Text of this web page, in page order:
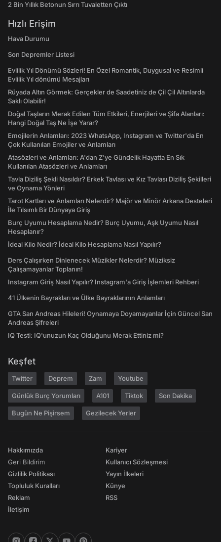
2 Bin Yıllık Betonun Sırrı Tuvaletten Çıktı
Hızlı Erişim
Hava Durumu
Son Depremler Listesi
Evlilik Yıl Dönümü Sözleri! En Özel Romantik, Duygusal ve Resimli
Evlilik Yıl dönümü Mesajları
Rüyada Altın Görmek: Gerçekler de Saadetiniz de Çil Çil Altınlarda
Saklı Olabilir!
Doğal Taşların Merak Edilen Tüm Etkileri, Enerjileri ve Şifa Alanları:
Hangi Doğal Taş Ne İşe Yarar?
Emojilerin Anlamları: 2023 WhatsApp, Instagram ve Twitter'da En
Çok Kullanılan Emojiler ve Anlamları
Atasözleri ve Anlamları: A'dan Z'ye Gündelik Hayatta En Sık
Kullanılan Atasözleri ve Anlamları
Tavla Diziliş Şekli Nasıldır? Erkek Tavlası ve Kız Tavlası Diziliş Şekilleri
ve Oynama Yönleri
Tarot Kartları ve Anlamları Nelerdir? Majör ve Minör Arkana Desteleri
İle Tılsımlı Bir Dünyaya Giriş
Burç Uyumu Hesaplama Nedir? Burç Uyumu, Aşk Uyumu Nasıl
Hesaplanır?
İdeal Kilo Nedir? İdeal Kilo Hesaplama Nasıl Yapılır?
Ders Çalışırken Dinlenecek Müzikler Nelerdir? Müziksiz
Çalışamayanlar Toplanın!
Instagram Giriş Nasıl Yapılır? Instagram'a Giriş İşlemleri Rehberi
41 Ülkenin Bayrakları ve Ülke Bayraklarının Anlamları
GTA San Andreas Hileleri! Oynamaya Doyamayanlar İçin Güncel San
Andreas Şifreleri
IQ Testi: IQ'unuzun Kaç Olduğunu Merak Ettiniz mi?
Keşfet
Twitter Deprem Zam Youtube
Günlük Burç Yorumları A101 Tiktok Son Dakika
Bugün Ne Pişirsem Gezilecek Yerler
Hakkımızda
Geri Bildirim
Gizlilik Politikası
Topluluk Kuralları
Reklam
İletişim
Kariyer
Kullanıcı Sözleşmesi
Yayın İlkeleri
Künye
RSS